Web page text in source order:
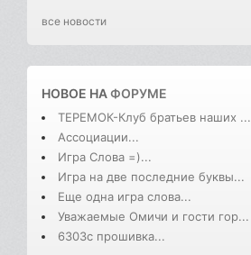
все новости
НОВОЕ НАФОРУМЕ
ТЕРЕМОК-Клуб братьев наших ...
Ассоциации...
Игра Слова =)...
Игра на две последние буквы...
Еще одна игра слова...
Уважаемые Омичи и гости гор...
6303с прошивка...